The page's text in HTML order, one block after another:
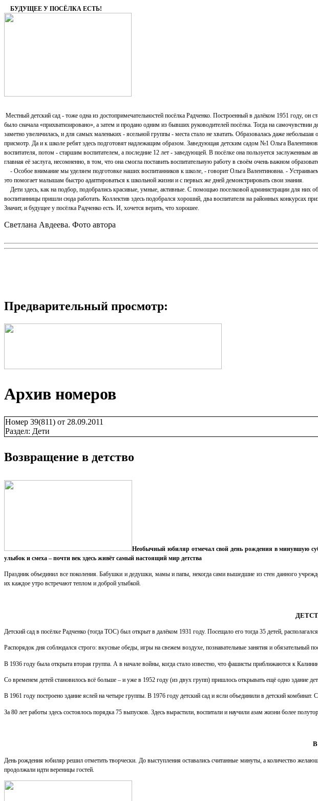
БУДУЩЕЕ У ПОСЁЛКА ЕСТЬ!
Местный детский сад - тоже одна из достопримечательностей посёлка Радченко. Построенный в далёком 1951 году,
было сначала «прихватизировано», а затем и продано одним из бывших руководителей посёлка. Тогда на
заметно увеличилась, и для самых маленьких - ясельной группы - места стало не хватать. Образовалась даже
присмотр. Да и к школе ребят здесь подготовят надлежащим образом. Заведующая детским садом №1 Ольга
воспитателя, потом - старшим воспитателем, а последние 12 лет - заведующей. В посёлке она пользуется заслуженным
главная её заслуга, несомненно, в том, что она смогла поставить воспитательную работу в своём очень важном
- Особое внимание мы уделяем подготовке наших воспитанников к школе, - говорит Ольга Валентиновна. -
это помогает малышам быстро адаптироваться к школьной жизни и с первых же дней демонстрировать свои знания.
Дети здесь, как на подбор, подобрались красивые, умные, активные. С помощью поселковой администрации для них
воспитанницы пришли сюда работать. Коллектив здесь подобрался хороший, два воспитателя на районных конкурсах
Значит, и будущее у посёлка Радченко есть. И, хочется верить, что хорошее.
Светлана Авдеева. Фото автора
Предварительный просмотр:
Архив номеров
Номер 39(811) от 28.09.2011
Раздел: Дети
Возвращение в детство
Необычный юбиляр отмечал свой день рождения в минувшую
улыбок и смеха – почти век здесь живёт самый настоящий мир детства
Праздник объединил все поколения. Бабушки и дедушки, мамы и папы, некогда сами вышедшие из стен данного
их каждое утро встречают теплом и доброй улыбкой.
Детский сад в посёлке Радченко (тогда ТОС) был открыт в далёком 1931 году. Посещало его тогда 35 детей,
Распорядок дня соблюдался строго: вкусные обеды, игры на свежем воздухе, познавательные занятия и обязательный
В 1936 году была открыта вторая группа. А в начале войны, когда стало известно, что фашисты приближаются к
Со временем детей становилось всё больше – и уже в 1952 году (из двух групп) пришлось открывать ещё одно здание
В 1961 году построено здание яслей на четыре группы. В 1976 году детский сад и ясли объединили в детский комбинат.
За 80 лет работы здесь состоялось порядка 75 выпусков. Здесь вырастили, воспитали и научили азам жизни более
День рождения юбиляр решил отметить творчески. До выступления оставались считанные минуты, а количество
продолжали идти вереницы гостей.